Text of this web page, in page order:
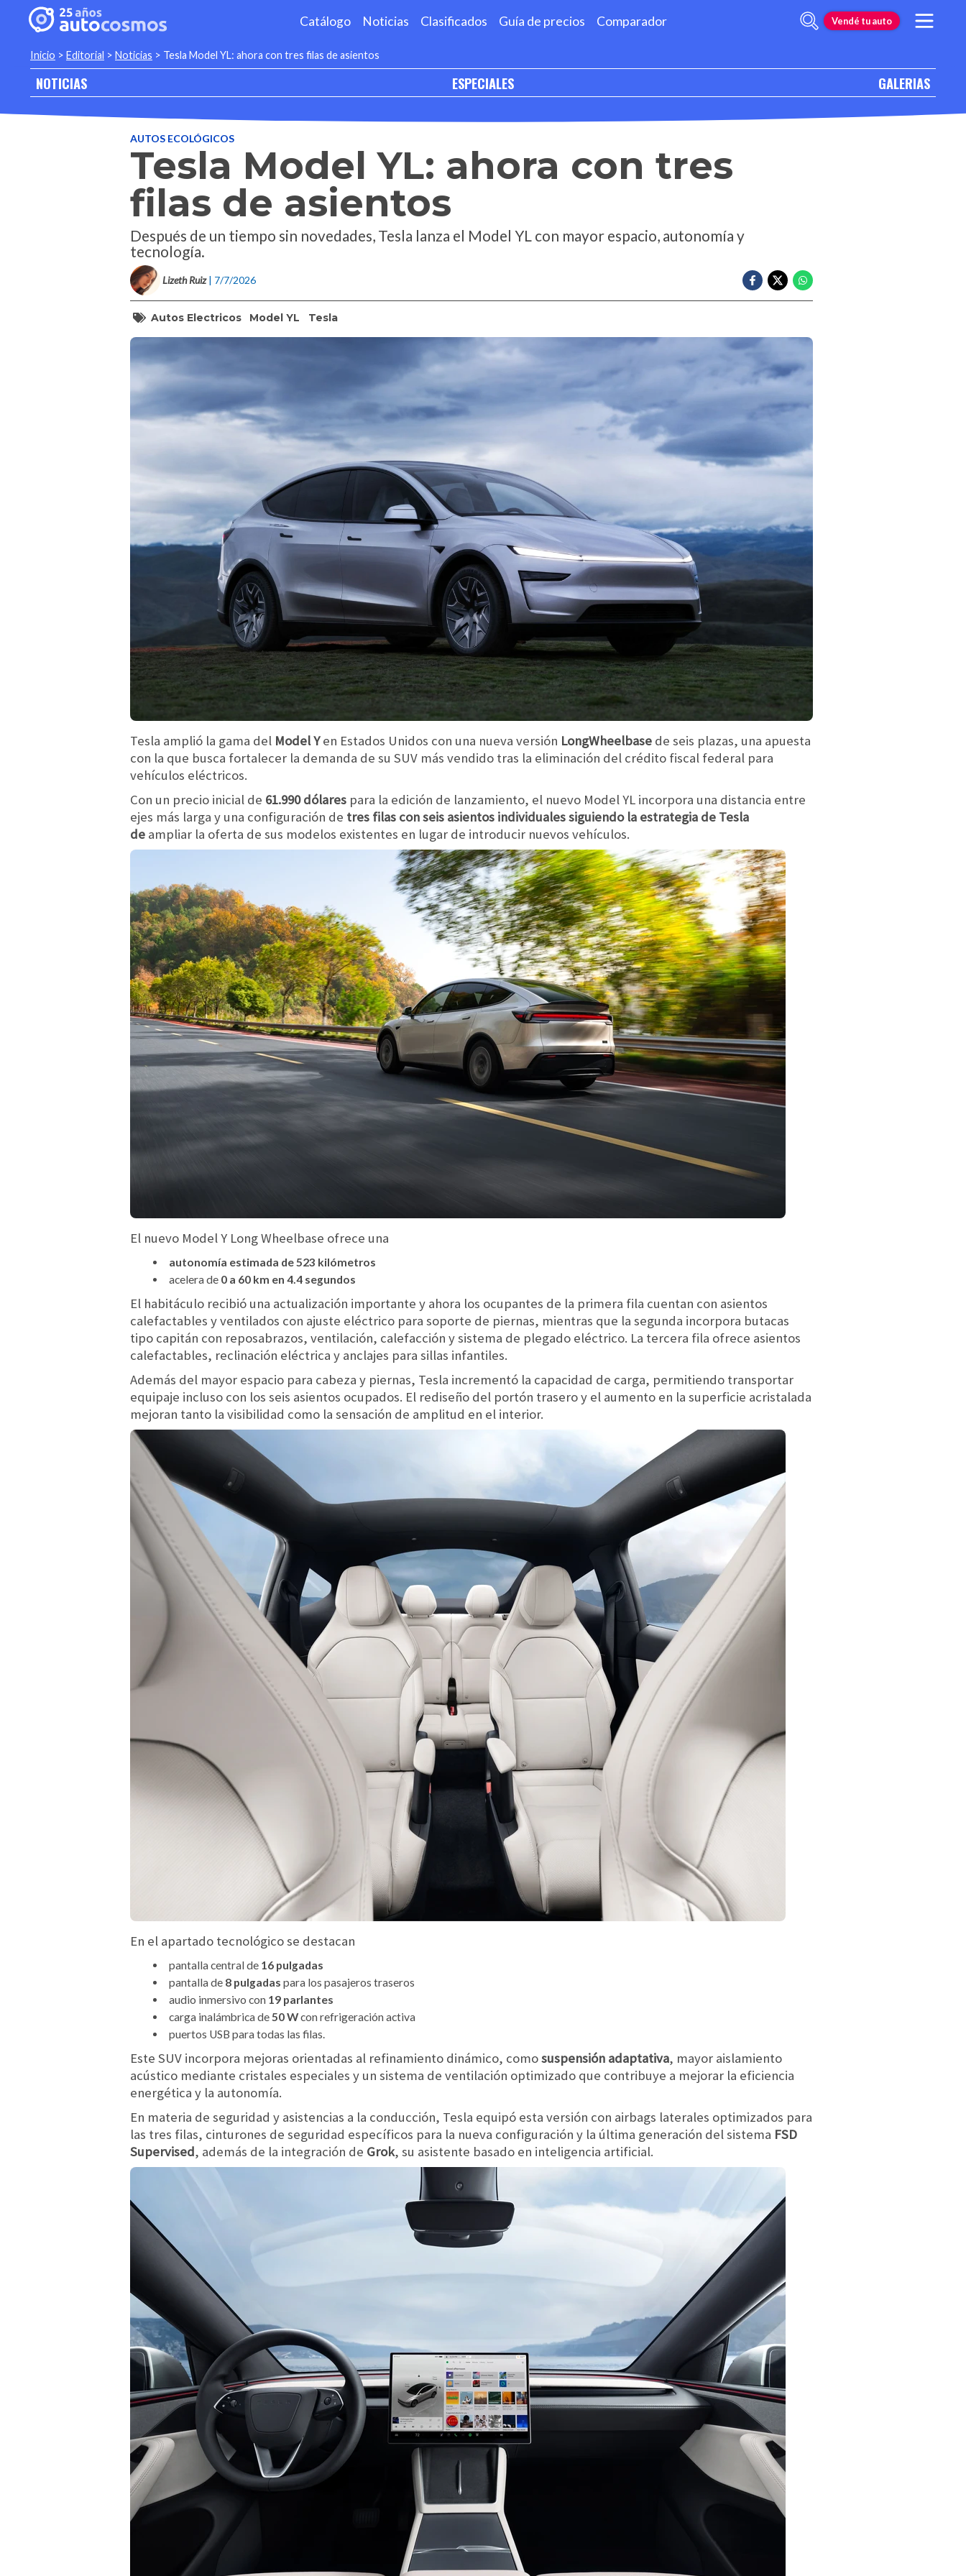
Catálogo Noticias Clasificados Guía de precios Comparador Vendé tu auto
Inicio > Editorial > Noticias > Tesla Model YL: ahora con tres filas de asientos
NOTICIAS ESPECIALES GALERIAS
AUTOS ECOLÓGICOS
Tesla Model YL: ahora con tres
filas de asientos
Después de un tiempo sin novedades, Tesla lanza el Model YL con mayor espacio, autonomía y
tecnología.
Lizeth Ruiz | 7/7/2026
Autos Electricos Model YL Tesla
Tesla amplió la gama del Model Yen Estados Unidos con una nueva versión LongWheelbase de seis plazas, una apuesta
con la que busca fortalecer la demanda de su SUV más vendido tras la eliminación del crédito fiscal federal para
vehículos eléctricos.
Con un precio inicial de 61.990 dólares para la edición de lanzamiento, el nuevo Model YL incorpora una distancia entre
ejes más larga y una configuración de tres filas con seis asientos individuales siguiendo la estrategia de Tesla
de ampliar la oferta de sus modelos existentes en lugar de introducir nuevos vehículos.
El nuevo Model Y Long Wheelbase ofrece una
autonomía estimada de 523 kilómetros
acelera de 0 a 60 km en 4.4 segundos
El habitáculo recibió una actualización importante y ahora los ocupantes de la primera fila cuentan con asientos
calefactables y ventilados con ajuste eléctrico para soporte de piernas, mientras que la segunda incorpora butacas
tipo capitán con reposabrazos, ventilación, calefacción y sistema de plegado eléctrico. La tercera fila ofrece asientos
calefactables, reclinación eléctrica y anclajes para sillas infantiles.
Además del mayor espacio para cabeza y piernas, Tesla incrementó la capacidad de carga, permitiendo transportar
equipaje incluso con los seis asientos ocupados. El rediseño del portón trasero y el aumento en la superficie acristalada
mejoran tanto la visibilidad como la sensación de amplitud en el interior.
En el apartado tecnológico se destacan
pantalla central de 16 pulgadas
pantalla de 8 pulgadas para los pasajeros traseros
audio inmersivo con 19 parlantes
carga inalámbrica de50 Wcon refrigeración activa
puertos USB para todas las filas.
Este SUV incorpora mejoras orientadas al refinamiento dinámico, comosuspensión adaptativa, mayor aislamiento
acústico mediante cristales especiales y un sistema de ventilación optimizado que contribuye a mejorar la eficiencia
energética y la autonomía.
En materia de seguridad y asistencias a la conducción, Tesla equipó esta versión con airbags laterales optimizados para
las tres filas, cinturones de seguridad específicos para la nueva configuración y la última generación del sistema FSD
Supervised, además de la integración de Grok, su asistente basado en inteligencia artificial.